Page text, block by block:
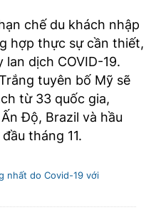
chế du khách nhập
hợp thực sự cần thiết,
dịch COVID-19.
tuyên bố Mỹ sẽ
từ 33 quốc gia,
Độ, Brazil và hầu
tháng 11.
nhất do Covid-19 với